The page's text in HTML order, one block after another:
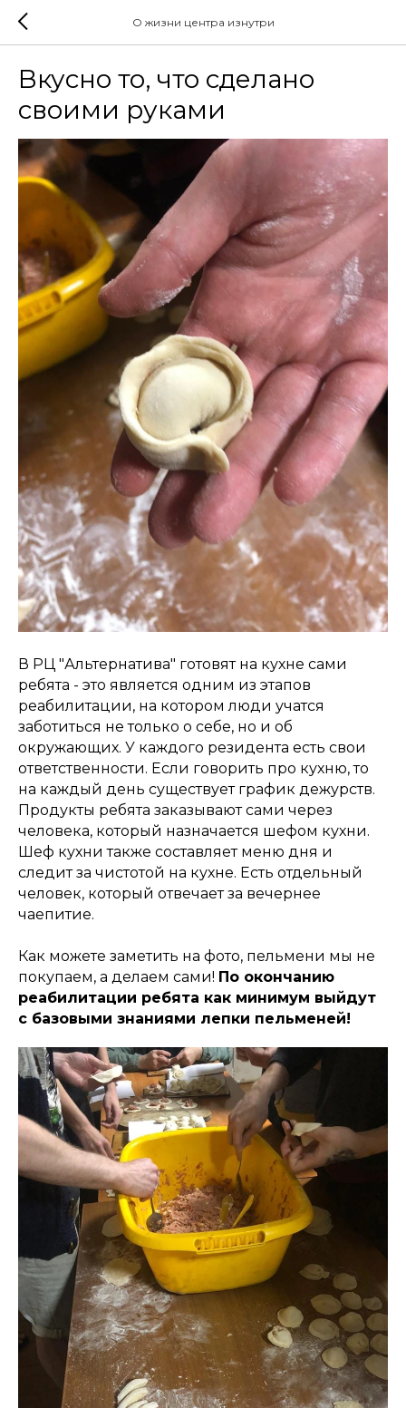
О жизни центра изнутри
Вкусно то, что сделано
своими руками
В РЦ "Альтернатива" готовят на кухне сами
ребята - это является одним из этапов
реабилитации, на котором люди учатся
заботиться не только о себе, но и об
окружающих. У каждого резидента есть свои
ответственности. Если говорить про кухню, то
на каждый день существует график дежурств.
Продукты ребята заказывают сами через
человека, который назначается шефом кухни.
Шеф кухни также составляет меню дня и
следит за чистотой на кухне. Есть отдельный
человек, который отвечает за вечернее
чаепитие.
Как можете заметить на фото, пельмени мы не
покупаем, а делаем сами! По окончанию
реабилитации ребята как минимум выйдут
с базовыми знаниями лепки пельменей!